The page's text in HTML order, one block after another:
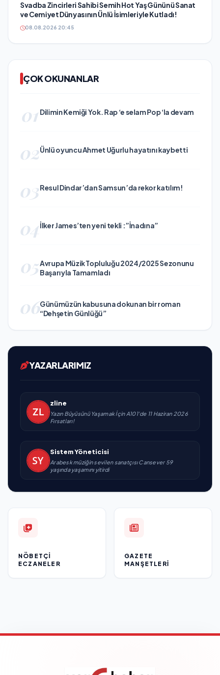
Svadba Zincirleri Sahibi Semih Hot Yaş Gününü Sanat
ve Cemiyet Dünyasının Ünlü İsimleriyle Kutladı!
08.08.2026 20:45
ÇOK OKUNANLAR
01 Dilimin Kemiği Yok. Rap ‘e selam Pop ‘la devam
02Ünlü oyuncu Ahmet Uğurlu hayatını kaybetti
03Resul Dindar’dan Samsun’da rekor katılım!
04İlker James’ten yeni tekli :”İnadına”
05Avrupa Müzik Topluluğu 2024/2025 Sezonunu
Başarıyla Tamamladı
06Günümüzün kabusuna dokunan bir roman
“Dehşetin Günlüğü”
YAZARLARIMIZ
zline
Yazın Büyüsünü Yaşamak İçin A101'de 11 Haziran 2026
Fırsatları!
Sistem Yöneticisi
Arabesk müziğin sevilen sanatçısı Cansever 59
yaşında yaşamını yitirdi
NÖBETÇI
ECZANELER
GAZETE
MANŞETLERI